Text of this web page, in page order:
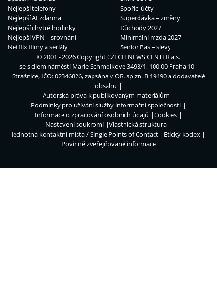
Nejlepší telefony
Nejlepší AI zdarma
Nejlepší chytré hodinky
Nejlepší VPN – srovnání
Netflix filmy a seriály
Spořicí účty
Superdávka – změny
Důchody 2027
Minimální mzda 2027
Senior Pas – slevy
© 2001 - 2026 CopyrightCZECH NEWS CENTER a.s.
se sídlem náměstí Marie Schmolkové 3493/1, 100 00 Praha 10 -
Strašnice, IČO: 02346826, zapsána v OR, sp.zn. B 19490 a dodavatelé
obsahu
Autorská práva k publikovaným materiálům
Podmínky pro užívání služby informační společnosti
Informace o zpracování osobních údajů
Cookies
Nastavení soukromí
Vlastnická struktura
Jednotná kontaktní místa / Single Points of Contact
Etický kodex
Povinně zveřejňované informace